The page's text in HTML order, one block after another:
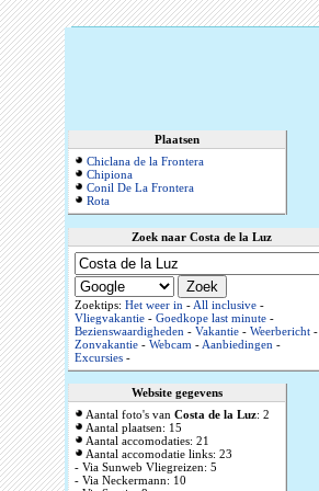
Plaatsen
Chiclana de la Frontera
Chipiona
Conil De La Frontera
Rota
Zoek naar Costa de la Luz
Zoektips: Het weer in-All inclusive-
Vliegvakantie- Goedkope last minute-
Bezienswaardigheden- Vakantie- Weerbericht-
Zonvakantie- Webcam-Aanbiedingen-
Excursies-
Website gegevens
Aantal foto's van Costa de la Luz: 2
Aantal plaatsen: 15
Aantal accomodaties: 21
Aantal accomodatie links: 23
- Via Sunweb Vliegreizen: 5
- Via Neckermann: 10